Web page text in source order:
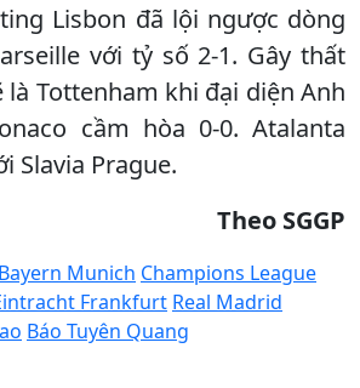
Lisbon đã lội ngược dòng
với tỷ số 2-1. Gây thất
là Tottenham khi đại diện Anh
cầm hòa 0-0. Atalanta
Slavia Prague.
Theo SGGP
Bayern Munich Champions League
Frankfurt Real Madrid
Báo Tuyên Quang